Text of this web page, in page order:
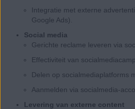
Integratie met externe
Google Ads).
Social media
Gerichte reclame leveren via
Effectiviteit van
Delen op socialmediaplatforms
Aanmelden via socialmedia-
Levering van externe content